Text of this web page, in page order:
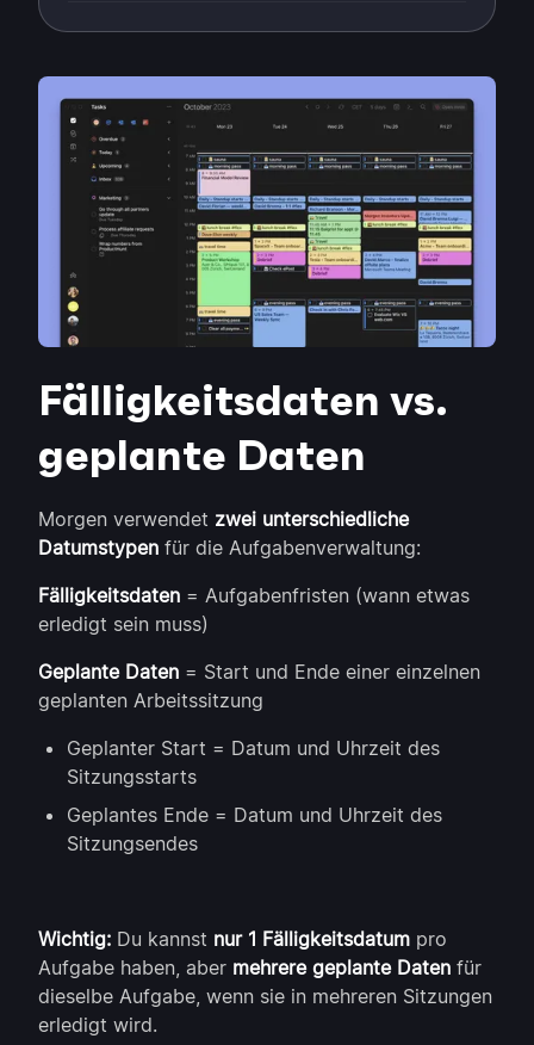
Fälligkeitsdaten vs.
geplante Daten
Morgen verwendet zwei unterschiedliche
Datumstypen für die Aufgabenverwaltung:
Fälligkeitsdaten = Aufgabenfristen (wann etwas
erledigt sein muss)
Geplante Daten = Start und Ende einer einzelnen
geplanten Arbeitssitzung
Geplanter Start = Datum und Uhrzeit des
Sitzungsstarts
Geplantes Ende = Datum und Uhrzeit des
Sitzungsendes
Wichtig: Du kannst nur 1 Fälligkeitsdatum pro
Aufgabe haben, aber mehrere geplante Daten für
dieselbe Aufgabe, wenn sie in mehreren Sitzungen
erledigt wird.